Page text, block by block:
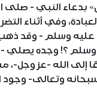
النبي - صلى
وفي أثناء
عليه وسلم - وقد
وسلم ؟! وجده يصلي
الله -عز وجل-،
وتعالى- وجود